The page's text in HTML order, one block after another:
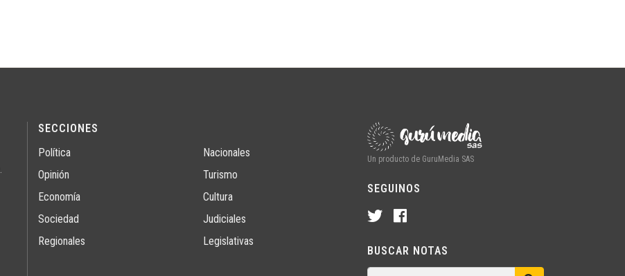
SECCIONES
Política
Opinión
Economía
Sociedad
Regionales
Nacionales
Turismo
Cultura
Judiciales
Legislativas
Un producto de GuruMedia SAS
SEGUINOS
BUSCAR NOTAS